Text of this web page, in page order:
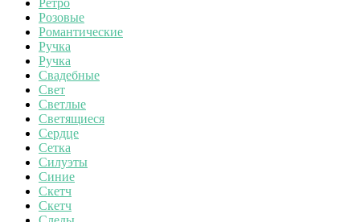
Розовые
Романтические
Ручка
Ручка
Свадебные
Свет
Светлые
Светящиеся
Сердце
Сетка
Силуэты
Синие
Скетч
Скетч